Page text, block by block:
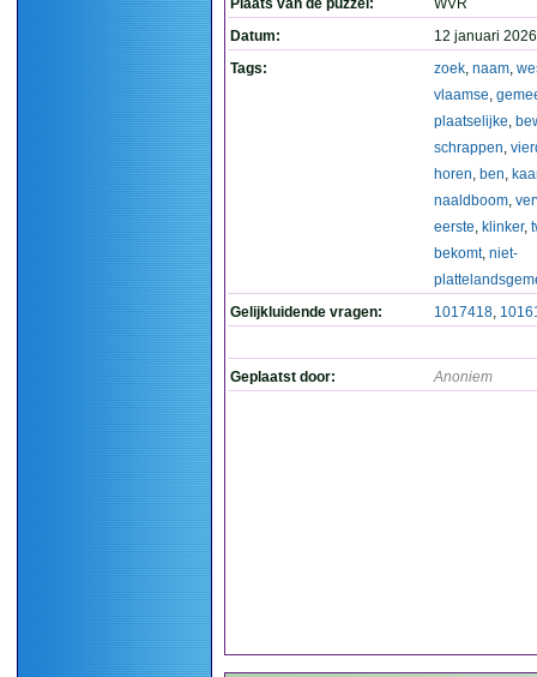
Plaats van de puzzel:
WVR
Datum:
12 januari
Tags:
zoek, naam,
vlaamse,
plaatselijke,
schrappen,
horen, ben,
naaldboom,
eerste, klinker,
bekomt, niet-
Gelijkluidende vragen:
1017418,
Geplaatst door: Anoniem